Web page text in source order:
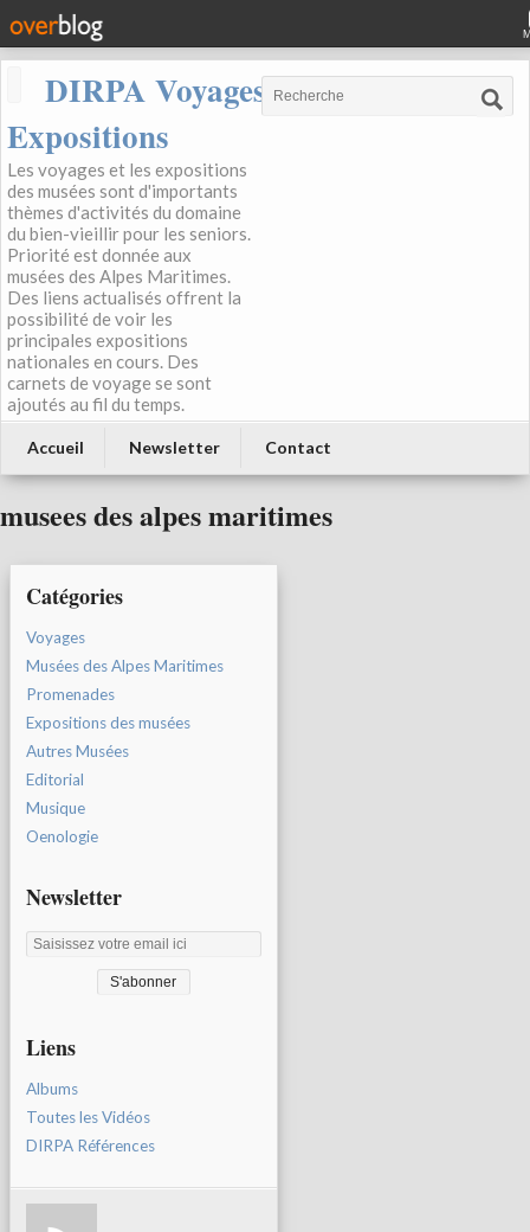
DIRPA Voyages, Musées,
Expositions
Les voyages et les expositions
des musées sont d'importants
thèmes d'activités du domaine
du bien-vieillir pour les seniors.
Priorité est donnée aux
musées des Alpes Maritimes.
Des liens actualisés offrent la
possibilité de voir les
principales expositions
nationales en cours. Des
carnets de voyage se sont
ajoutés au fil du temps.
Accueil Newsletter Contact
musees des alpes maritimes
Catégories
Voyages
Musées des Alpes Maritimes
Promenades
Expositions des musées
Autres Musées
Editorial
Musique
Oenologie
Newsletter
Liens
Albums
Toutes les Vidéos
DIRPA Références